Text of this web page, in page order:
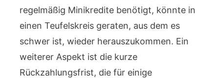
regelmäßig Minikredite benötigt, könnte in
einen Teufelskreis geraten, aus dem es
schwer ist, wieder herauszukommen. Ein
weiterer Aspekt ist die kurze
Rückzahlungsfrist, die für einige